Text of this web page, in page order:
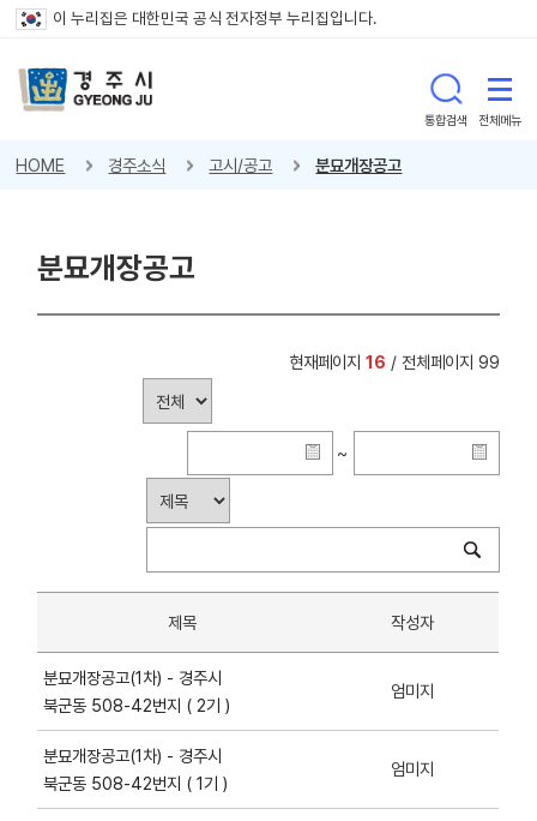
이 누리집은 대한민국 공식 전자정부 누리집입니다.
통합검색 전체메뉴
HOME 경주소식 고시/공고 분묘개장공고
분묘개장공고
현재페이지 16 / 전체페이지 99
~
제목 작성자
분묘개장공고(1차) - 경주시
북군동 508-42번지 ( 2기 )
엄미지
분묘개장공고(1차) - 경주시
북군동 508-42번지 ( 1기 )
엄미지